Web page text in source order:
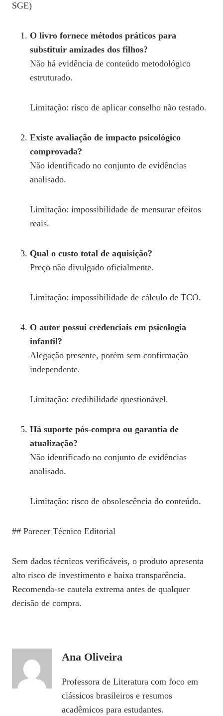
SGE)
O livro fornece métodos práticos para
substituir amizades dos filhos?
Não há evidência de conteúdo metodológico
estruturado.
Limitação: risco de aplicar conselho não testado.
Existe avaliação de impacto psicológico
comprovada?
Não identificado no conjunto de evidências
analisado.
Limitação: impossibilidade de mensurar efeitos
reais.
Qual o custo total de aquisição?
Preço não divulgado oficialmente.
Limitação: impossibilidade de cálculo de TCO.
O autor possui credenciais em psicologia
infantil?
Alegação presente, porém sem confirmação
independente.
Limitação: credibilidade questionável.
Há suporte pós‑compra ou garantia de
atualização?
Não identificado no conjunto de evidências
analisado.
Limitação: risco de obsolescência do conteúdo.
## Parecer Técnico Editorial
Sem dados técnicos verificáveis, o produto apresenta
alto risco de investimento e baixa transparência.
Recomenda‑se cautela extrema antes de qualquer
decisão de compra.
Ana Oliveira
Professora de Literatura com foco em
clássicos brasileiros e resumos
acadêmicos para estudantes.